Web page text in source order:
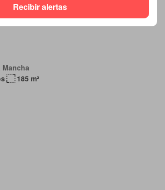
Mancha
185 m²
Recibir alertas